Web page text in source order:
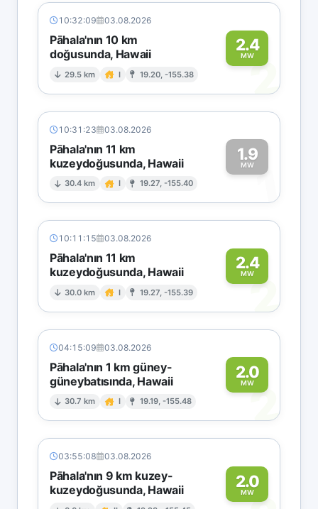
10:32:09 03.08.2026
Pāhala'nın 10 km
doğusunda, Hawaii
29.5 km I 19.20, -155.38
2.4
MW2
10:31:23 03.08.2026
Pāhala'nın 11 km
kuzeydoğusunda, Hawaii
30.4 km I 19.27, -155.40
1.9
MW1
10:11:15 03.08.2026
Pāhala'nın 11 km
kuzeydoğusunda, Hawaii
30.0 km I 19.27, -155.39
2.4
MW
2
04:15:09 03.08.2026
Pāhala'nın 1 km güney-
güneybatısında, Hawaii
30.7 km I 19.19, -155.48
2.0
MW2
03:55:08 03.08.2026
Pāhala'nın 9 km kuzey-
kuzeydoğusunda, Hawaii
2.0
MW